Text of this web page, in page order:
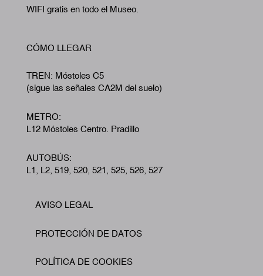
WIFI gratis en todo el Museo.
CÓMO LLEGAR
TREN: Móstoles C5
(sigue las señales CA2M del suelo)
METRO:
L12 Móstoles Centro. Pradillo
AUTOBÚS:
L1, L2, 519, 520, 521, 525, 526, 527
Footer
AVISO LEGAL
PROTECCIÓN DE DATOS
POLÍTICA DE COOKIES